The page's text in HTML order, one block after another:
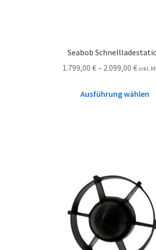
Seabob
1.799,00 €– 2.099,00 € inkl.
Ausführung wählen